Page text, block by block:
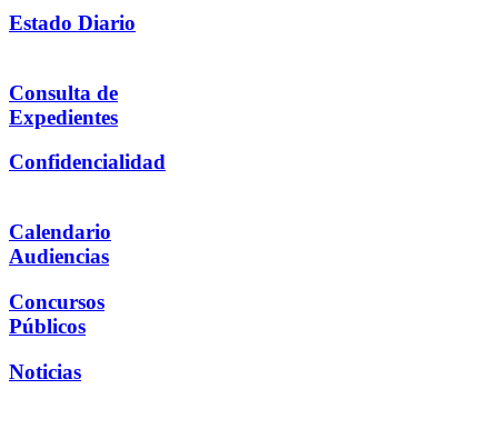
Estado Diario
Consulta de
Expedientes
Confidencialidad
Calendario
Audiencias
Concursos
Públicos
Noticias